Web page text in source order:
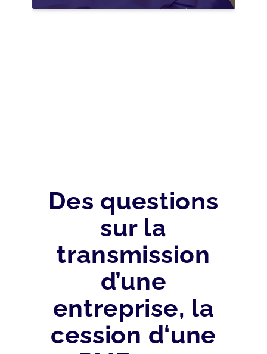
NOUVELLES
Des questions
sur la
transmission
d’une
entreprise, la
cession d‘une